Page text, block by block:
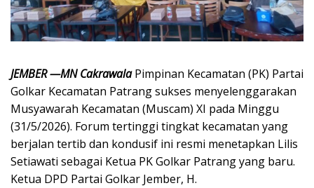
JEMBER —MN CakrawalaPimpinan Kecamatan (PK) Partai
Golkar Kecamatan Patrang sukses menyelenggarakan
Musyawarah Kecamatan (Muscam) XI pada Minggu
(31/5/2026). Forum tertinggi tingkat kecamatan yang
berjalan tertib dan kondusif ini resmi menetapkan Lilis
Setiawati sebagai Ketua PK Golkar Patrang yang baru.​
Ketua DPD Partai Golkar Jember, H.